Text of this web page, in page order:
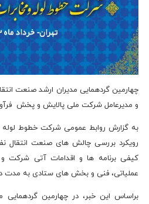
چهارمین گردهمایی مدیران ارشد صنعت
و مدیرعامل شرکت ملی پالایش و پخش
به گزارش روابط عمومی شرکت خطوط لوله
رویکرد بررسی چالش های صنعت
کیفی برنامه ها و اقدامات آتی شرکت
عملیاتی، فنی و بخش های ستادی به مدت
براساس این خبر، در چهارمین گردهمایی